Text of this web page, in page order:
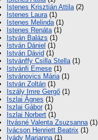
Istenes Krisztián Attila(2)
Istenes Laura(1)
Istenes Melinda(1)
Istenes Renáta(1)
István Balázs (1)
István Dániel (1)
István Dávid (1)
Istvánffy Csilla Stella(1)
Istvánfi Emese (1)
Istvánovics Mária(1)
István Zoltán (1)
Iszály Imre Gergő (1)
Iszlai Ágnes (1)
Iszlai Gábor(1)
Iszlai Norbert (1)
Itvásné Valenta Zsuzsanna(1)
Ivácson Henriett Beatrix (1)
Ivády Marianna(1)